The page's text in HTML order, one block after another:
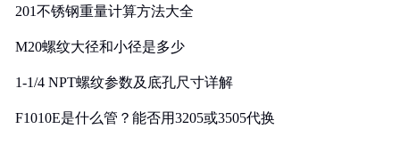
201不锈钢重量计算方法大全
M20螺纹大径和小径是多少
1-1/4 NPT螺纹参数及底孔尺寸详解
F1010E是什么管？能否用3205或3505代换